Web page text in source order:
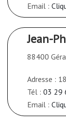
Email :
Jean-
88400
Adresse :
Tél : 03 29
Email :